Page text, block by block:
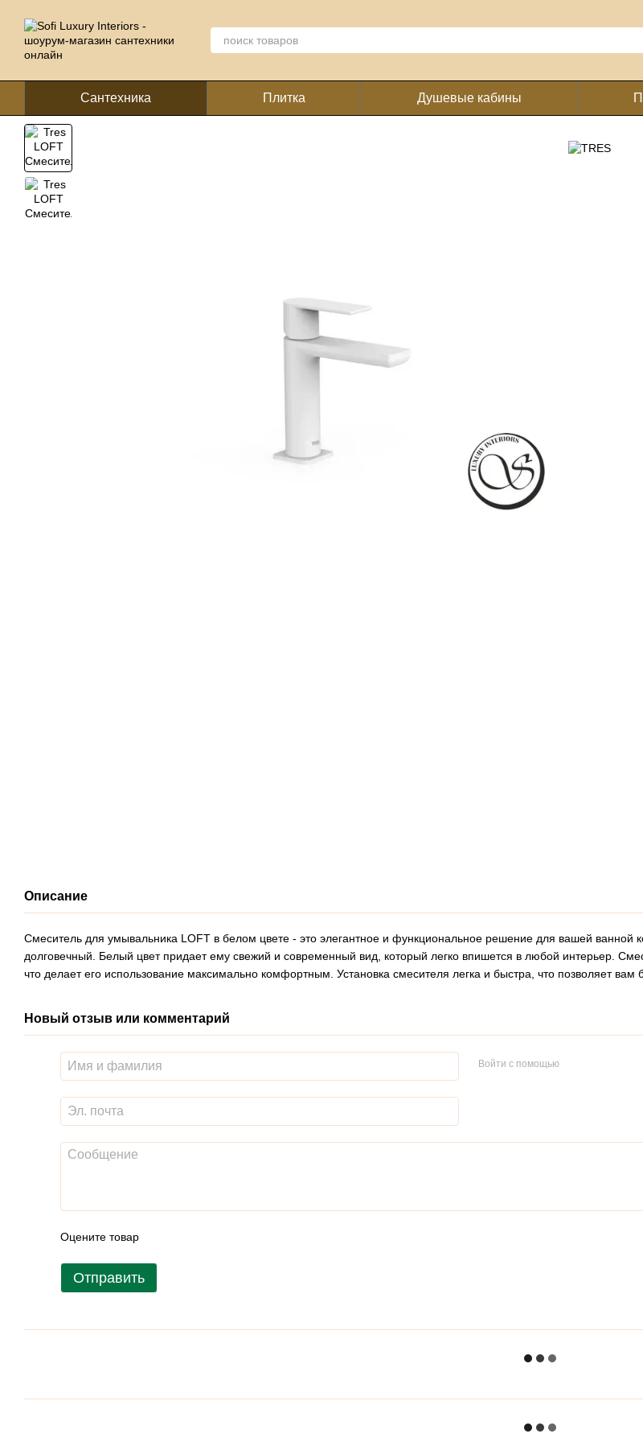
Сантехника Плитка Душевые кабины
Описание
Смеситель для умывальника LOFT в белом цвете - это элегантное и функциональное решение для вашей ванной
долговечный. Белый цвет придает ему свежий и современный вид, который легко впишется в любой интерьер.
что делает его использование максимально комфортным. Установка смесителя легка и быстра, что позволяет вам
Новый отзыв или комментарий
Войти с помощью
Оцените товар
Отправить